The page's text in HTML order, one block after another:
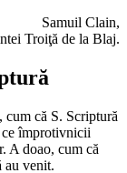
Samuil Clain,
Troiţă de la Blaj.
cum că S. Scriptură
ce împrotivnicii
A doao, cum că
au venit.